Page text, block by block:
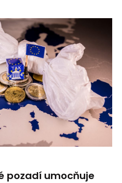
by si to kompletní revizi